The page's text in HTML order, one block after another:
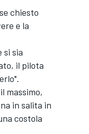
chiesto
e la
si sia
il pilota
massimo,
in salita in
costola